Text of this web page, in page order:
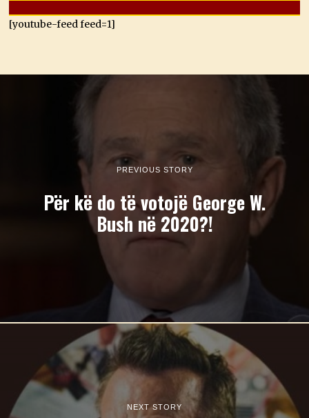
[youtube-feed feed=1]
PREVIOUS STORY
Për kë do të votojë George W.
Bush në 2020?!
NEXT STORY